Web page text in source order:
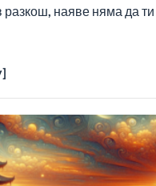
наяве няма да ти